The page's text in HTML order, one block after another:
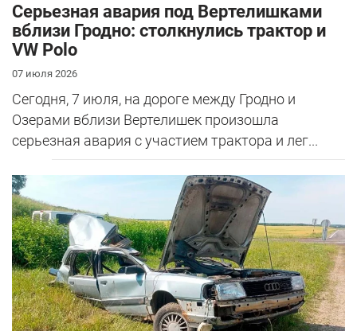
Серьезная авария под Вертелишками
вблизи Гродно: столкнулись трактор и
VW Polo
07 июля 2026
Сегодня, 7 июля, на дороге между Гродно и
Озерами вблизи Вертелишек произошла
серьезная авария с участием трактора и лег...